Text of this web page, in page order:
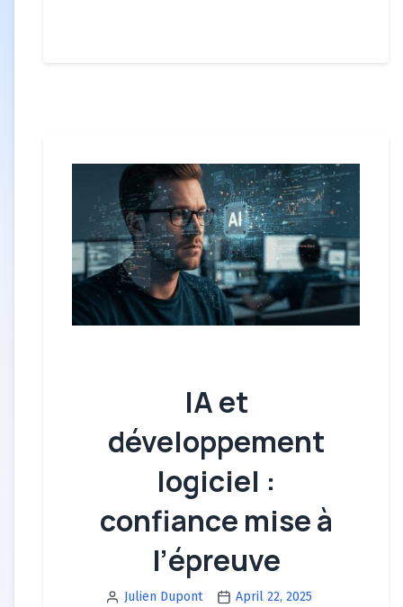
IA et
développement
logiciel :
confiance mise à
l’épreuve
Julien Dupont April 22, 2025